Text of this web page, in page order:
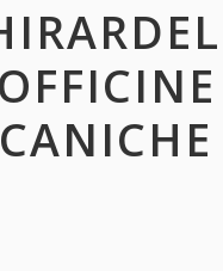
OFFICINE